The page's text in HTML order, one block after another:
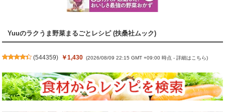
Yuuのラクうま野菜まるごとレシピ (扶桑社ムック)
(544359) ￥1,430 (2026/08/09 22:15 GMT +09:00 時点 -詳細はこちら)